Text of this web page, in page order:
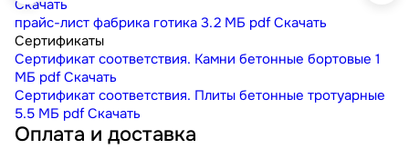
Скачать
прайс-лист фабрика готика 3.2 МБ pdf Скачать
Сертификаты
Сертификат соответствия. Камни бетонные бортовые 1
МБ pdf Скачать
Сертификат соответствия. Плиты бетонные тротуарные
5.5 МБ pdf Скачать
Оплата и доставка